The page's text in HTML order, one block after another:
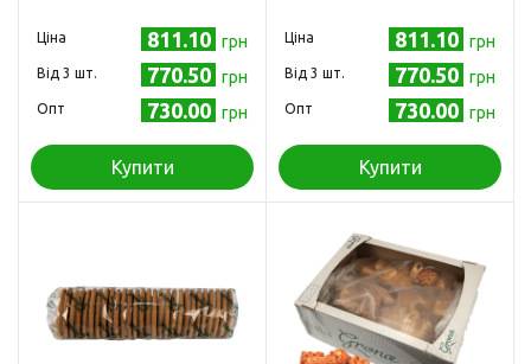
Ціна 811.10 грн
Від 3 шт. 770.50 грн
Опт 730.00 грн
Купити
Ціна 811.10 грн
Від 3 шт. 770.50 грн
Опт 730.00 грн
Купити